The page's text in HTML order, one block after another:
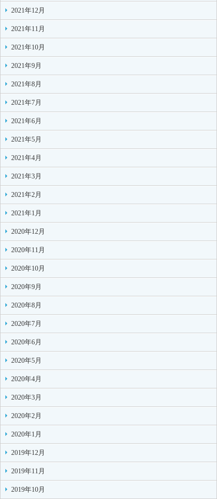
2021年12月
2021年11月
2021年10月
2021年9月
2021年8月
2021年7月
2021年6月
2021年5月
2021年4月
2021年3月
2021年2月
2021年1月
2020年12月
2020年11月
2020年10月
2020年9月
2020年8月
2020年7月
2020年6月
2020年5月
2020年4月
2020年3月
2020年2月
2020年1月
2019年12月
2019年11月
2019年10月